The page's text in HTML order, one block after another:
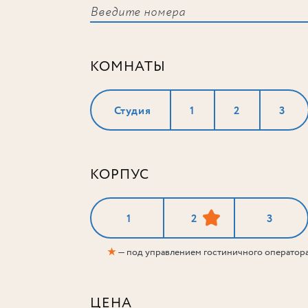
КОМНАТЫ
Студия 1 2 3
КОРПУС
1 2 3
★— под управлением гостиничного
ЦЕНА